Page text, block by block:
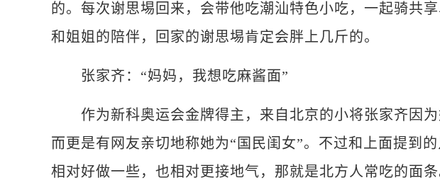
的。每次谢思埸回来，会带他吃潮汕特色小吃，一起骑共
和姐姐的陪伴，回家的谢思埸肯定会胖上几斤的。
张家齐：“妈妈，我想吃麻酱面”
作为新科奥运会金牌得主，来自北京的小将张家齐因为
而更是有网友亲切地称她为“国民闺女”。不过和上面提到
相对好做一些，也相对更接地气，那就是北方人常吃的面条